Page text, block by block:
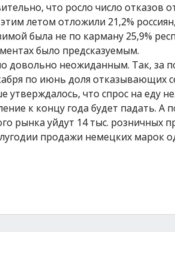
что росло число отказов
летом отложили 21,2%
была не по карману 25,9%
было предсказуемым.
довольно неожиданным. Так, за
по июнь доля отказывающих
утверждалось, что спрос на еду
к концу года будет падать. А
рынка уйдут 14 тыс. розничных
продажи немецких марок